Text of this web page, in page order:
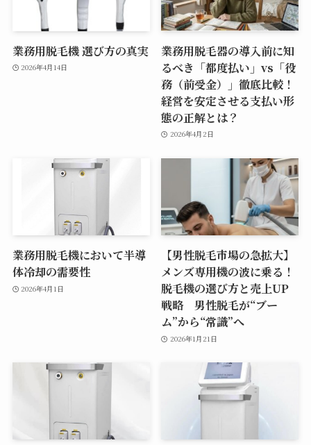
業務用脱毛機 選び方の真実
2026年4月14日
業務用脱毛器の導入前に知
るべき「都度払い」vs「役
務（前受金）」徹底比較！
経営を安定させる支払い形
態の正解とは？
2026年4月2日
業務用脱毛機において半導
体冷却の需要性
2026年4月1日
【男性脱毛市場の急拡大】
メンズ専用機の波に乗る！
脱毛機の選び方と売上UP
戦略 男性脱毛が“ブー
ム”から“常識”へ
2026年1月21日